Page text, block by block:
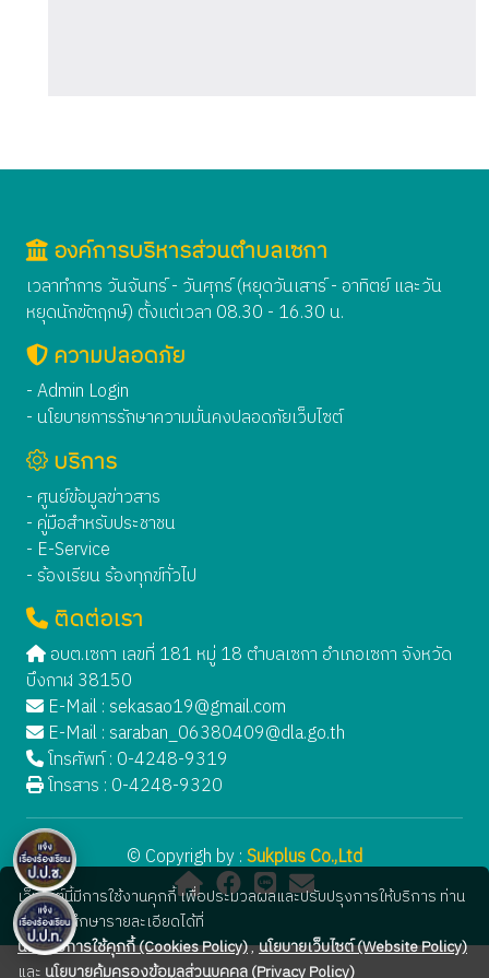
องค์การบริหารส่วนตำบลเซกา
เวลาทำการ วันจันทร์ - วันศุกร์ (หยุดวันเสาร์ - อาทิตย์ และวัน
หยุดนักขัตฤกษ์) ตั้งแต่เวลา 08.30 - 16.30 น.
ความปลอดภัย
- Admin Login
- นโยบายการรักษาความมั่นคงปลอดภัยเว็บไซต์
บริการ
- ศูนย์ข้อมูลข่าวสาร
- คู่มือสำหรับประชาชน
- E-Service
- ร้องเรียน ร้องทุกข์ทั่วไป
ติดต่อเรา
อบต.เซกา เลขที่ 181 หมู่ 18 ตำบลเซกา อำเภอเซกา จังหวัด
บึงกาฬ 38150
E-Mail : sekasao19@gmail.com
E-Mail : saraban_06380409@dla.go.th
โทรศัพท์ : 0-4248-9319
โทรสาร : 0-4248-9320
© Copyrigh by :Sukplus Co.,Ltd
เว็บไซต์นี้มีการใช้งานคุกกี้ เพื่อประมวลผลและปรับปรุงการให้บริการ ท่าน
สามารถศึกษารายละเอียดได้ที่
นโยบายการใช้คุกกี้ (Cookies Policy),นโยบายเว็บไซต์ (Website Policy)
และ นโยบายคุ้มครองข้อมูลส่วนบุคคล (Privacy Policy)